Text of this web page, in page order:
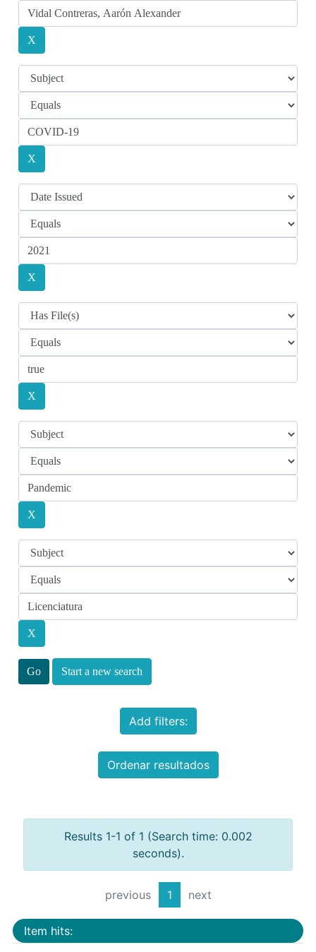
Start a new search
Add filters:
Ordenar resultados
Results 1-1 of 1 (Search time: 0.002
seconds).
previous 1 next
Item hits: